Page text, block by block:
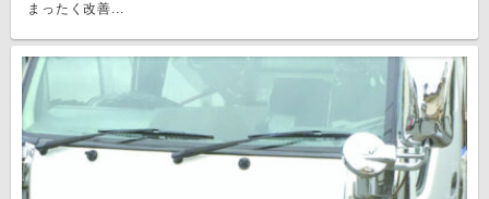
まったく改善...